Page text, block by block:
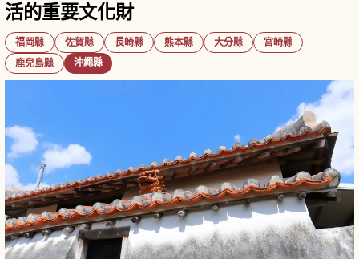
活的重要文化財
福岡縣 佐賀縣 長崎縣 熊本縣 大分縣
宮崎縣
鹿兒島縣
沖繩縣